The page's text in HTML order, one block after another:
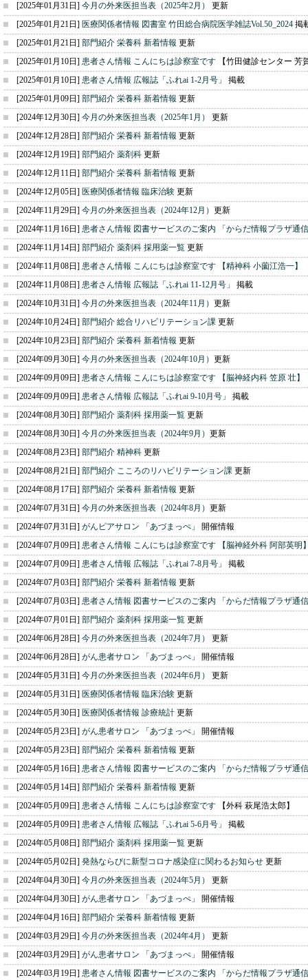
[2025年01月31日] 今月の外来医担当表（2025年2月）
更新
[2025年01月21日] 医療関係者情報 図書室 竹田総合病院医学雑誌Vol.50_2024 掲
[2025年01月21日] 部門紹介 栄養科 新着情報 更新
[2025年01月10日] 患者さん情報 こんにちは診察室です 【竹田健診センター 芳
[2025年01月10日] 患者さん情報 広報誌「ふれai 1-2月号」 掲載
[2025年01月09日] 部門紹介 栄養科 新着情報 更新
[2024年12月30日] 今月の外来医担当表（2025年1月）
更新
[2024年12月28日] 部門紹介 栄養科 新着情報 更新
[2024年12月19日] 部門紹介 薬剤科 更新
[2024年12月11日] 部門紹介 栄養科 新着情報 更新
[2024年12月05日] 医療関係者情報 臨床治験 更新
[2024年11月29日] 今月の外来医担当表（2024年12月） 更新
[2024年11月16日] 患者さん情報 図書サービスのご案内 「からだ情報プラザ通
[2024年11月14日] 部門紹介 薬剤科 採用薬一覧 更新
[2024年11月08日] 患者さん情報 こんにちは診察室です 【精神科 小薗江浩一】
[2024年11月08日] 患者さん情報 広報誌「ふれai 11-12月号」 掲載
[2024年10月31日] 今月の外来医担当表（2024年11月） 更新
[2024年10月24日] 部門紹介 総合リハビリテーション課 更新
[2024年10月23日] 部門紹介 栄養科 新着情報 更新
[2024年09月30日] 今月の外来医担当表（2024年10月） 更新
[2024年09月09日] 患者さん情報 こんにちは診察室です 【脳神経内科 笠原 壮】
[2024年09月09日] 患者さん情報 広報誌「ふれai 9-10月号」 掲載
[2024年08月30日] 部門紹介 薬剤科 採用薬一覧 更新
[2024年08月30日] 今月の外来医担当表（2024年9月） 更新
[2024年08月23日] 部門紹介 精神科 更新
[2024年08月21日] 部門紹介 こころのリハビリテーション課 更新
[2024年08月17日] 部門紹介 栄養科 新着情報 更新
[2024年07月31日] 今月の外来医担当表（2024年8月） 更新
[2024年07月31日] がんピアサロン 「あづまっぺ」 開催情報
[2024年07月09日] 患者さん情報 こんにちは診察室です 【脳神経外科 阿部英明
[2024年07月09日] 患者さん情報 広報誌「ふれai 7-8月号」 掲載
[2024年07月03日] 部門紹介 栄養科 新着情報 更新
[2024年07月03日] 患者さん情報 図書サービスのご案内 「からだ情報プラザ通
[2024年07月01日] 部門紹介 薬剤科 採用薬一覧 更新
[2024年06月28日] 今月の外来医担当表（2024年7月）
更新
[2024年06月28日] がん患者サロン 「あづまっぺ」 開催情報
[2024年05月31日] 今月の外来医担当表（2024年6月）
更新
[2024年05月31日] 医療関係者情報 臨床治験 更新
[2024年05月30日] 医療関係者情報 診療統計 更新
[2024年05月23日] がん患者サロン 「あづまっぺ」 開催情報
[2024年05月23日] 部門紹介 栄養科 新着情報 更新
[2024年05月16日] 患者さん情報 図書サービスのご案内 「からだ情報プラザ通
[2024年05月14日] 部門紹介 栄養科 新着情報 更新
[2024年05月09日] 患者さん情報 こんにちは診察室です 【外科 萩尾浩太郎】
[2024年05月09日] 患者さん情報 広報誌「ふれai 5-6月号」 掲載
[2024年05月08日] 部門紹介 薬剤科 採用薬一覧 更新
[2024年05月02日] 発熱ならびに新型コロナ感染症に関わるお知らせ 更新
[2024年04月30日] 今月の外来医担当表（2024年5月）
更新
[2024年04月30日] がん患者サロン 「あづまっぺ」 開催情報
[2024年04月16日] 部門紹介 栄養科 新着情報 更新
[2024年03月29日] 今月の外来医担当表（2024年4月）
更新
[2024年03月29日] がん患者サロン 「あづまっぺ」 開催情報
[2024年03月19日] 患者さん情報 図書サービスのご案内 「からだ情報プラザ通